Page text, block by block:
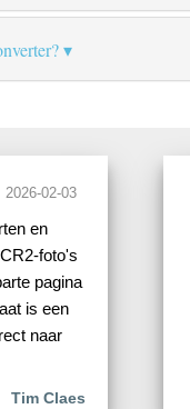
2026-02-03
en
foto's
pagina
is een
naar
Tim Claes